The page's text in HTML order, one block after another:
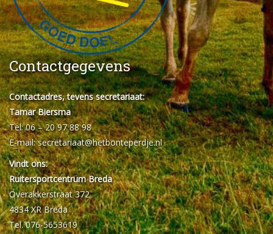
Contactgegevens
Contactadres, tevens secretariaat:
Tamar Biersma
Tel: 06 – 20 97 88 98
E-mail:secretariaat@hetbonteperdje.nl
Vindt ons:
Ruitersportcentrum Breda
Overakkerstraat 372
4834 XR Breda
Tel. 076-5653619